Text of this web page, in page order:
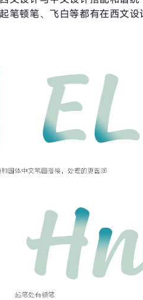
笔顿笔、飞白等都有在西文设